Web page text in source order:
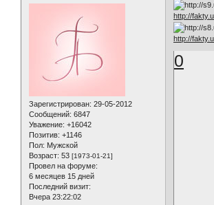
Зарегистрирован: 29-05-2012
Сообщений: 6847
Уважение: +16042
Позитив: +1146
Пол: Мужской
Возраст: 53 [1973-01-21]
Провел на форуме:
6 месяцев 15 дней
Последний визит:
Вчера 23:22:02
http://
http://
0